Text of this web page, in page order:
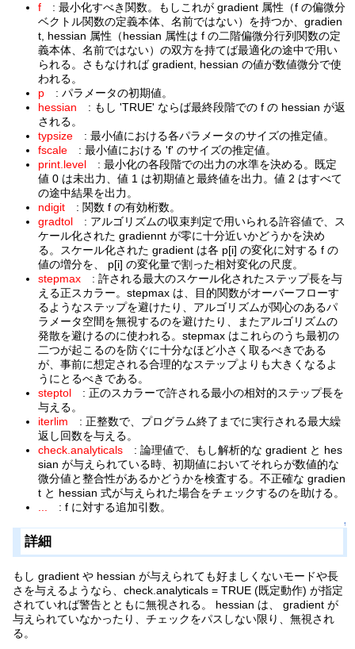
f : 最小化すべき関数。もしこれが gradient 属性（f の偏微分
ベクトル関数の定義本体、名前ではない）を持つか、gradien
t, hessian 属性（hessian 属性は f の二階偏微分行列関数の定
義本体、名前ではない）の双方を持てば最適化の途中で用い
られる。さもなければ gradient, hessian の値が数値微分で使
われる。
p : パラメータの初期値。
hessian : もし 'TRUE' ならば最終段階での f の hessian が返
される。
typsize : 最小値における各パラメータのサイズの推定値。
fscale : 最小値における 'f' のサイズの推定値。
print.level : 最小化の各段階での出力の水準を決める。既定
値 0 は未出力、値 1 は初期値と最終値を出力。値 2 はすべて
の途中結果を出力。
ndigit : 関数 f の有効桁数。
gradtol : アルゴリズムの収束判定で用いられる許容値で、ス
ケール化された gradiennt が零に十分近いかどうかを決め
る。スケール化された gradient は各 p[i] の変化に対する f の
値の増分を、 p[i] の変化量で割った相対変化の尺度。
stepmax : 許される最大のスケール化されたステップ長を与
える正スカラー。stepmax は、目的関数がオーバーフローす
るようなステップを避けたり、アルゴリズムが関心のあるパ
ラメータ空間を無視するのを避けたり、またアルゴリズムの
発散を避けるのに使われる。stepmax はこれらのうち最初の
二つが起こるのを防ぐに十分なほど小さく取るべきである
が、事前に想定される合理的なステップよりも大きくなるよ
うにとるべきである。
steptol : 正のスカラーで許される最小の相対的ステップ長を
与える。
iterlim : 正整数で、プログラム終了までに実行される最大繰
返し回数を与える。
check.analyticals : 論理値で、もし解析的な gradient と hes
sian が与えられている時、初期値においてそれらが数値的な
微分値と整合性があるかどうかを検査する。不正確な gradien
t と hessian 式が与えられた場合をチェックするのを助ける。
: f に対する追加引数。
↑
詳細
もし gradient や hessian が与えられても好ましくないモードや長
さを与えるようなら、check.analyticals = TRUE (既定動作) が指定
されていれば警告とともに無視される。 hessian は、 gradient が
与えられていなかったり、チェックをパスしない限り、無視され
る。